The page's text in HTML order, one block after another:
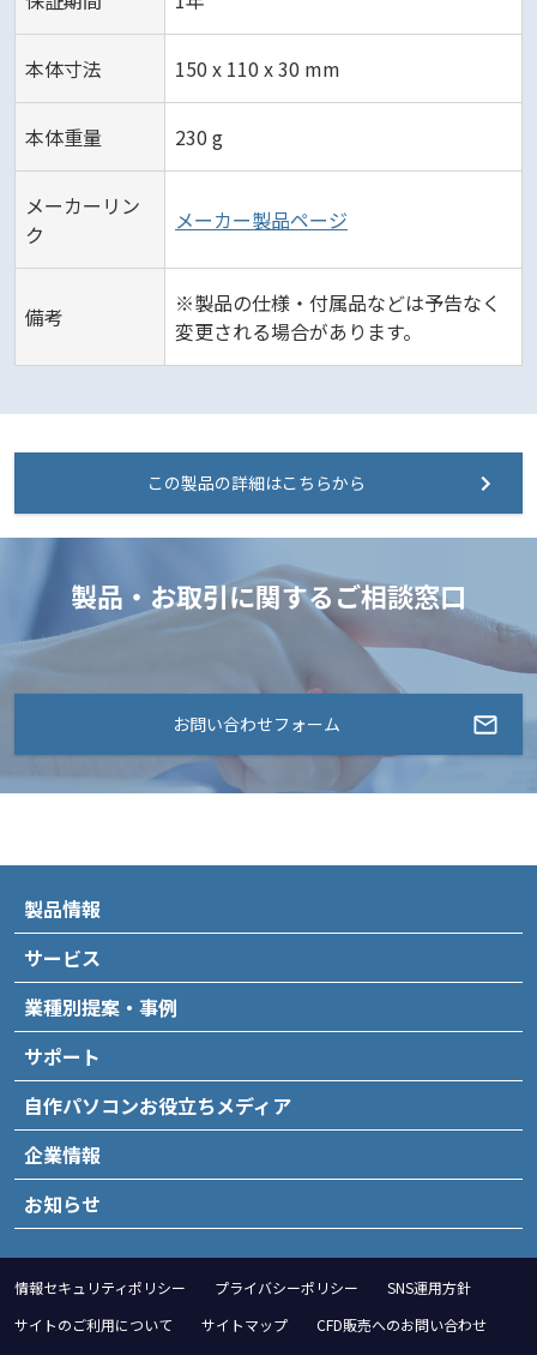
本体寸法 150 x 110 x 30 mm
本体重量 230 g
メーカーリン
ク
メーカー製品ページ
備考
※製品の仕様・付属品などは予告なく
変更される場合があります。
この製品の詳細はこちらから
製品・お取引に関するご相談窓口
お問い合わせフォーム
製品情報
サービス
業種別提案・事例
サポート
自作パソコンお役立ちメディア
企業情報
お知らせ
情報セキュリティポリシー プライバシーポリシー
SNS運用方針
サイトのご利用について
サイトマップ CFD販売へのお問い合わせ